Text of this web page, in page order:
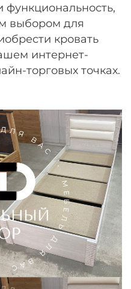
выбором для
кровать
интернет-
торговых точках.
25
раз в 2 недели
2 недели
02-51